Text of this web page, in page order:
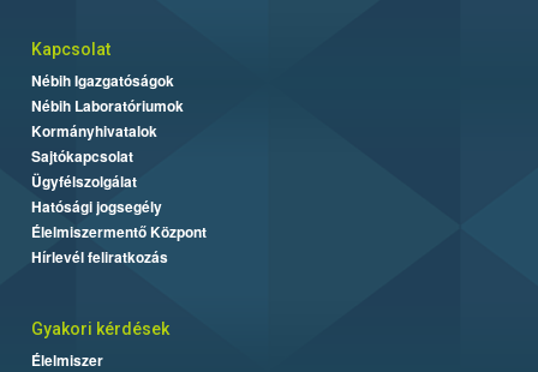
Kapcsolat
Nébih Igazgatóságok
Nébih Laboratóriumok
Kormányhivatalok
Sajtókapcsolat
Ügyfélszolgálat
Hatósági jogsegély
Élelmiszermentő Központ
Hírlevél feliratkozás
Gyakori kérdések
Élelmiszer